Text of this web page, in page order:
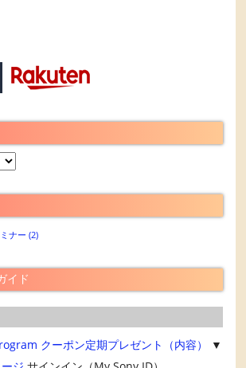
ナー (2)
イド
クーポン定期プレゼント（内容）
▼